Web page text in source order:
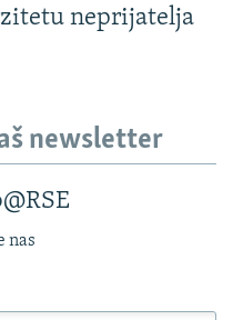
neprijatelja
newsletter
nas